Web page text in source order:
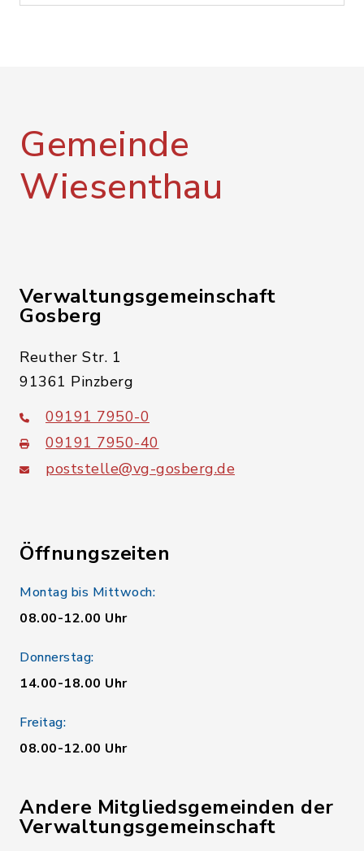
Gemeinde
Wiesenthau
Verwaltungsgemeinschaft
Gosberg
Reuther Str. 1
91361 Pinzberg
09191 7950-0
09191 7950-40
poststelle@vg-gosberg.de
Öffnungszeiten
Montag bis Mittwoch:
08.00-12.00 Uhr
Donnerstag:
14.00-18.00 Uhr
Freitag:
08.00-12.00 Uhr
Andere Mitgliedsgemeinden der
Verwaltungsgemeinschaft